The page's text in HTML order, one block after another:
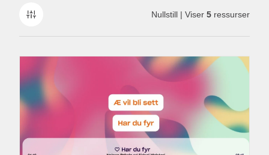
Nullstill | Viser 5 ressurser